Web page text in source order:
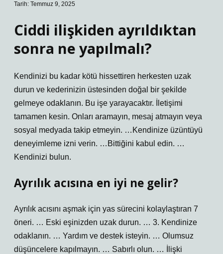
Tarih: Temmuz 9, 2025
Ciddi ilişkiden ayrıldıktan
sonra ne yapılmalı?
Kendinizi bu kadar kötü hissettiren herkesten uzak
durun ve kederinizin üstesinden doğal bir şekilde
gelmeye odaklanın. Bu işe yarayacaktır. İletişimi
tamamen kesin. Onları aramayın, mesaj atmayın veya
sosyal medyada takip etmeyin. …Kendinize üzüntüyü
deneyimleme izni verin. …Bittiğini kabul edin. …
Kendinizi bulun.
Ayrılık acısına en iyi ne gelir?
Ayrılık acısını aşmak için yas sürecini kolaylaştıran 7
öneri. … Eski eşinizden uzak durun. … 3. Kendinize
odaklanın. … Yardım ve destek isteyin. … Olumsuz
düşüncelere kapılmayın. … Sabırlı olun. … İlişki